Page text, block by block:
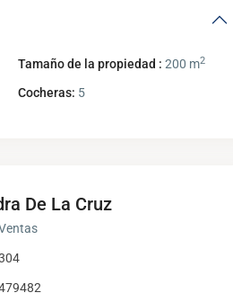
Tamaño de la propiedad : 200 m2
Cocheras: 5
De La Cruz